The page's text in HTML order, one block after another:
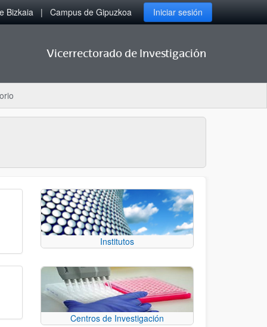
Bizkaia Campus de Gipuzkoa Iniciar sesión
Vicerrectorado de Investigación
Institutos
Centros de Investigación